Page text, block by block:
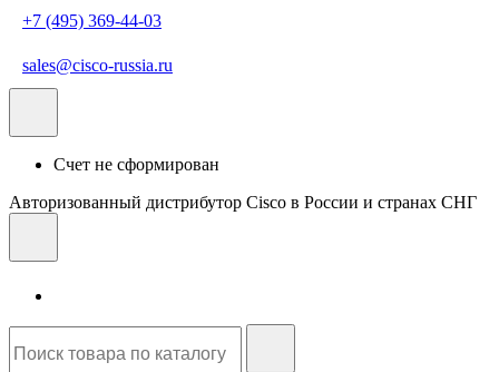
+7 (495) 369-44-03
sales@cisco-russia.ru
Счет не сформирован
Авторизованный дистрибутор Cisco в России и странах СНГ